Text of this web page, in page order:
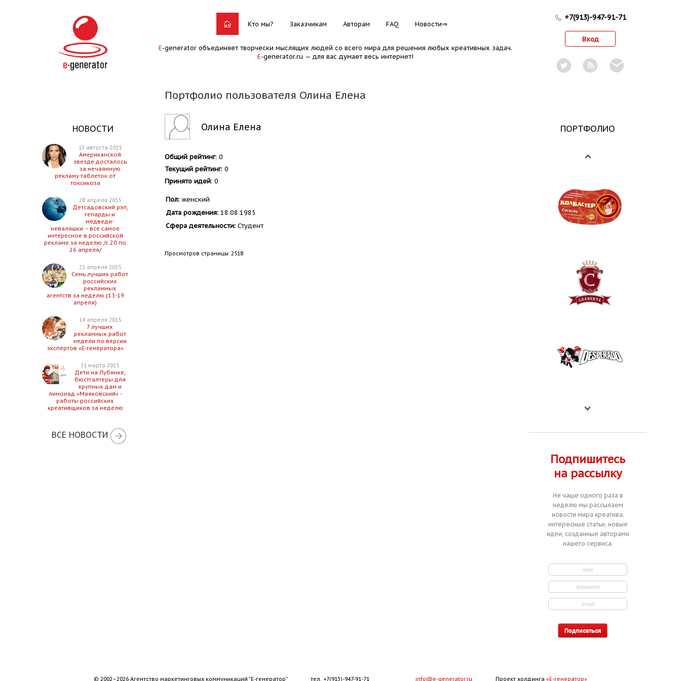
Кто мы? Заказчикам Авторам FAQ Новости
E-generator объединяет творчески мыслящих людей со всего мира для решения любых креативных задач.
E-generator.ru — для вас думает весь интернет!
+7(913)-947-91-71
Вход
Портфолио пользователя Олина Елена
НОВОСТИ
13 августа 2015
Американской
звезде досталось
за нечаянную
рекламу таблеток от
токсикоза
28 апреля 2015
Детсадовский рэп,
гепарды и
медведи-
неваляшки – все самое
интересное в российской
рекламе за неделю /с 20 по
26 апреля/
21 апреля 2015
Семь лучших работ
российских
рекламных
агентств за неделю (13-19
апреля)
14 апреля 2015
7 лучших
рекламных работ
недели по версии
экспертов «Е-генератора»
31 марта 2015
Дети на Лубянке,
бюстгалтеры для
крупных дам и
лимонад «Маяковский» -
работы российских
креативщиков за неделю
ВСЕ НОВОСТИ
Олина Елена
Общий рейтинг: 0
Текущий рейтинг: 0
Принято идей: 0
Пол:женский
Дата рождения:18.08.1985
Сфера деятельности:Студент
Просмотров страницы: 2518
ПОРТФОЛИО
Подпишитесь
на рассылку
Не чаще одного раза в
неделю мы рассылаем
новости мира креатива,
интересные статьи, новые
идеи, созданные авторами
нашего сервиса.
© 2002–2026 Агентство маркетинговых коммуникаций "Е-генератор" тел. +7(913)-947-91-71 info@e-generator.ru Проект холдинга«Е-генератор»